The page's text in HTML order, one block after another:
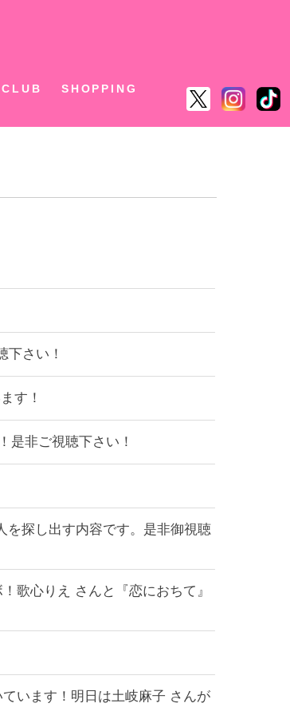
SHOPPING
下さい！
す！
是非ご視聴下さい！
探し出す内容です。是非御視聴
歌心りえ さんと『恋におちて』
います！明日は土岐麻子 さんが